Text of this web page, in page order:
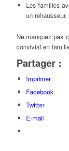
Les familles
un rehausseur.
Ne manquez pas
convivial en
Partager :
Imprimer
Facebook
Twitter
E-mail